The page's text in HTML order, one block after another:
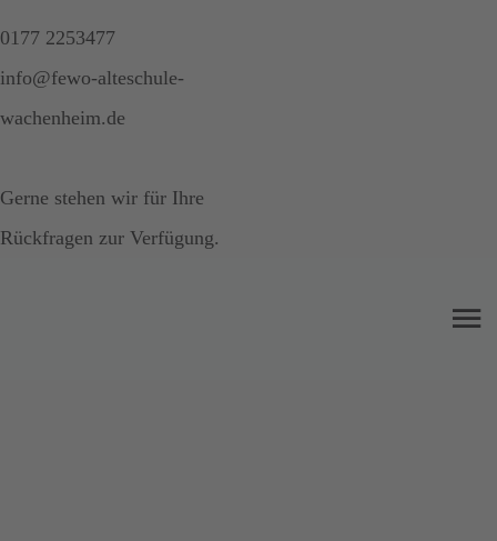
0177 2253477
info@fewo-alteschule-
wachenheim.de
Gerne stehen wir für Ihre
Rückfragen zur Verfügung.